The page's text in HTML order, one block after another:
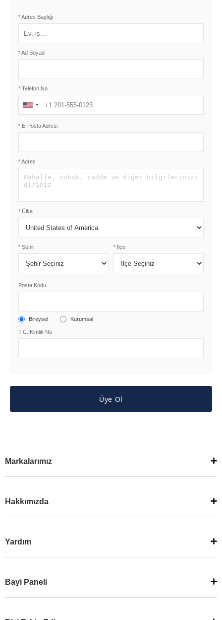
* Adres Başlığı
* Ad Soyad
* Telefon No
* E-Posta Adresi
* Adres
* Ülke
* Şehir * İlçe
Posta Kodu
Bireysel Kurumsal
T.C. Kimlik No
Üye Ol
Markalarımız
Hakkımızda
Yardım
Bayi Paneli